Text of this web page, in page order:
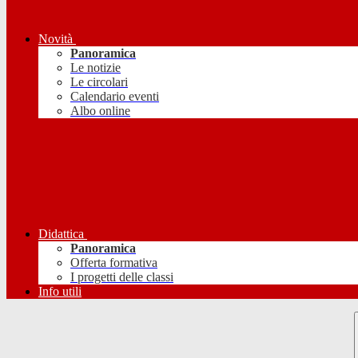
Novità
Panoramica
Le notizie
Le circolari
Calendario eventi
Albo online
Didattica
Panoramica
Offerta formativa
I progetti delle classi
Info utili